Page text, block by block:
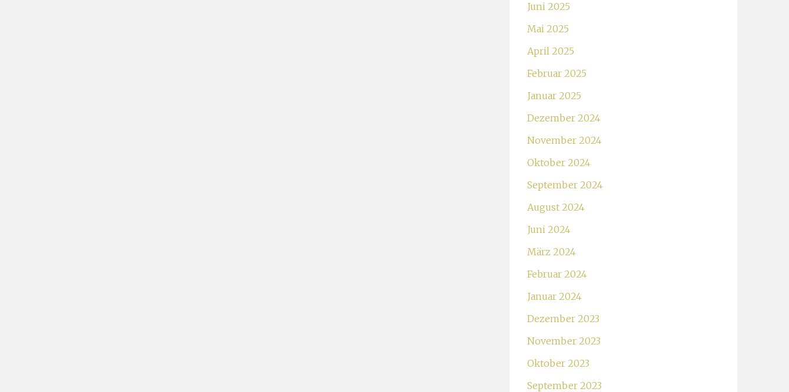
Juni 2025
Mai 2025
April 2025
Februar 2025
Januar 2025
Dezember 2024
November 2024
Oktober 2024
September 2024
August 2024
Juni 2024
März 2024
Februar 2024
Januar 2024
Dezember 2023
November 2023
Oktober 2023
September 2023